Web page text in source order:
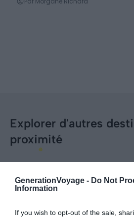
GenerationVoyage - Do Not
Information
If you wish to opt-out of the sale,
Explorer d'autres
proximité
Montélimar
Avignon
Nîmes